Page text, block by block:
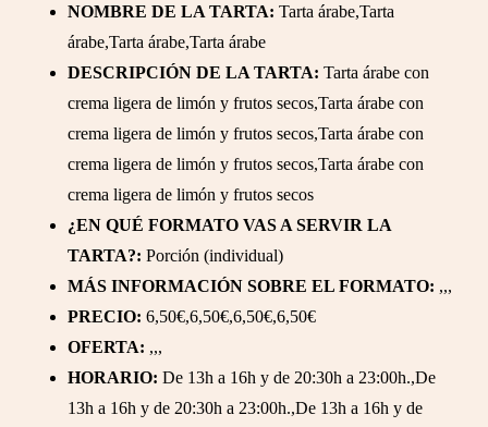
NOMBRE DE LA TARTA: Tarta árabe,Tarta
árabe,Tarta árabe,Tarta árabe
DESCRIPCIÓN DE LA TARTA: Tarta árabe con
crema ligera de limón y frutos secos,Tarta árabe con
crema ligera de limón y frutos secos,Tarta árabe con
crema ligera de limón y frutos secos,Tarta árabe con
crema ligera de limón y frutos secos
¿EN QUÉ FORMATO VAS A SERVIR LA
TARTA?: Porción (individual)
MÁS INFORMACIÓN SOBRE EL FORMATO: ,,,
PRECIO: 6,50€,6,50€,6,50€,6,50€
OFERTA: ,,,
HORARIO: De 13h a 16h y de 20:30h a 23:00h.,De
13h a 16h y de 20:30h a 23:00h.,De 13h a 16h y de